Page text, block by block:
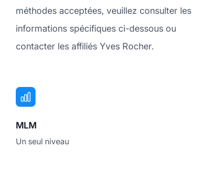
méthodes acceptées, veuillez consulter les
informations spécifiques ci-dessous ou
contacter les affiliés Yves Rocher.
MLM
Un seul niveau